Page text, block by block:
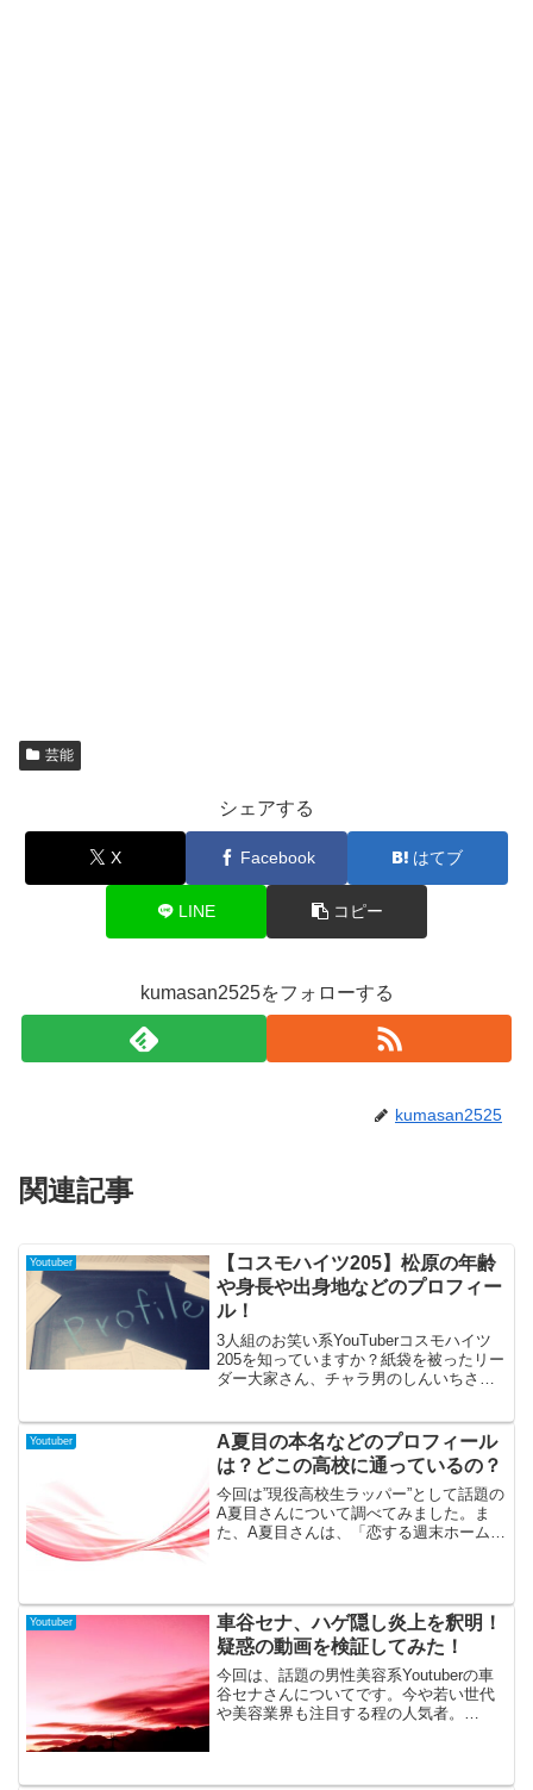
芸能
シェアする
X Facebook はてブ
LINE コピー
kumasan2525をフォローする
kumasan2525
関連記事
Youtuber
【コスモハイツ205】松原の年齢
や身長や出身地などのプロフィー
ル！
3人組のお笑い系YouTuberコスモハイツ
205を知っていますか？紙袋を被ったリー
ダー大家さん、チャラ男のしんいちさ
のチケットは完売してしまうほど注目度
の高いコスモハイツ205。そのメンバーの
ひとり、松原さんについて調べました。
Youtuber
A夏目の本名などのプロフィール
は？どこの高校に通っているの？
今回は”現役高校生ラッパー”として話題の
A夏目さんについて調べてみました。ま
た、A夏目さんは、「恋する週末ホームス
ね。そこで今回は ...
Youtuber
車谷セナ、ハゲ隠し炎上を釈明！
疑惑の動画を検証してみた！
今回は、話題の男性美容系Youtuberの車
谷セナさんについてです。今や若い世代
や美容業界も注目する程の人気者。